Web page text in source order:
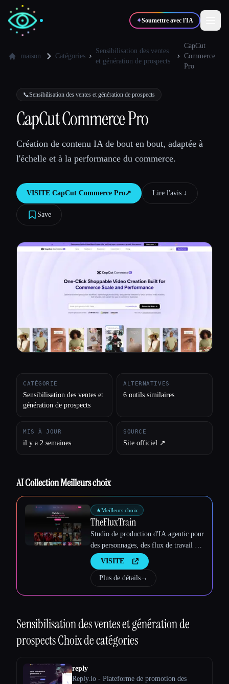
✦Soumettre avec l'IA
💻 Développeurs 📈
🎓Étudiants 🎬Créateurs
Blog
Comparer les outils
Toutes les catégories
maison Catégories
Sensibilisation des ventes
et génération de prospects
CapCut
Commerce
Pro
📞Sensibilisation des ventes et génération de prospects
CapCut Commerce Pro
Création de contenu IA de bout en bout, adaptée à
l'échelle et à la performance du commerce.
VISITE CapCut Commerce Pro↗︎ Lire l'avis ↓︎
Save
CATÉGORIE
Sensibilisation des ventes et
génération de prospects
ALTERNATIVES
6 outils similaires
MIS À JOUR
il y a 2 semaines
SOURCE
Site officiel ↗︎
AI Collection Meilleurs choix
★Meilleurs choix
TheFluxTrain
Studio de production d'IA agentic pour
des personnages, des flux de travail et
des vidéos cohérents
VISITE
Plus de détails→
Sensibilisation des ventes et génération de
prospectsChoix de catégories
reply
Reply.io - Plateforme de promotion des